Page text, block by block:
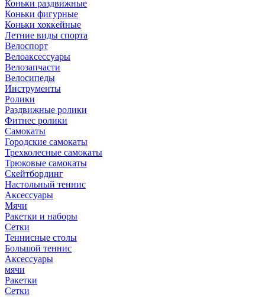
Коньки раздвижные
Коньки фигурные
Коньки хоккейные
Летние виды спорта
Велоспорт
Велоаксессуары
Велозапчасти
Велосипеды
Инструменты
Ролики
Раздвижные ролики
Фитнес ролики
Самокаты
Городские самокаты
Трехколесные самокаты
Трюковые самокаты
Скейтбординг
Настольный теннис
Аксессуары
Мячи
Ракетки и наборы
Сетки
Теннисные столы
Большой теннис
Аксессуары
мячи
Ракетки
Сетки